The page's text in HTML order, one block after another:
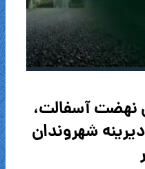
نهضت آسفالت،
شهروندان